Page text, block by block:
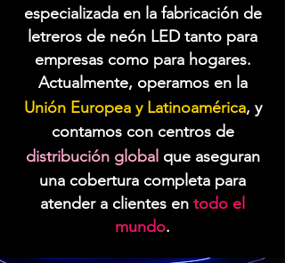
especializada en la fabricación de
letreros de neón LED tanto para
empresas como para hogares.
Actualmente, operamos en la
Unión Europea y Latinoamérica, y
contamos con centros de
distribución global que aseguran
una cobertura completa para
atender a clientes en todo el
mundo.